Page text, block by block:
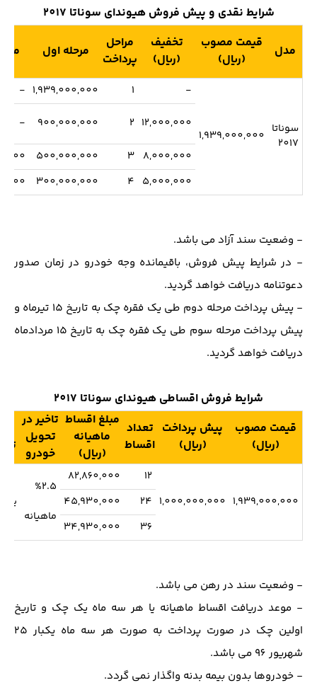
شرایط نقدی و پیش فروش هیوندای سوناتا 2017
مدل
قیمت مصوب
(ریال)
تخفیف
(ریال)
مراحل
پرداخت
مرحله اول
سوناتا
2017
1,939,000,000
-
1
1,939,000,000
-
12,000,000
2
900,000,000
-
8,000,000
3
500,000,000
5,000,000
4
300,000,000
- وضعیت سند آزاد می باشد.
- در شرایط پیش فروش، باقیمانده وجه خودرو در زمان صدور
دعوتنامه دریافت خواهد گردید.
- پیش پرداخت مرحله دوم طی یک فقره چک به تاریخ 15 تیرماه و
پیش پرداخت مرحله سوم طی یک فقره چک به تاریخ 15 مردادماه
دریافت خواهد گردید.
شرایط فروش اقساطی هیوندای سوناتا 2017
قیمت مصوب
(ریال)
پیش پرداخت
(ریال)
تعداد
اقساط
مبلغ اقساط
ماهیانه
(ریال)
تاخیر در
تحویل
خودرو
1,939,000,000
1,000,000,000
12
82,860,000
%2.5
ماهیانه
24
45,930,000
36
34,930,000
- وضعیت سند در رهن می باشد.
- موعد دریافت اقساط ماهیانه یا هر سه ماه یک چک و تاریخ
اولین چک در صورت پرداخت به صورت هر سه ماه یکبار 25
شهریور 96 می باشد.
- خودروها بدون بیمه بدنه واگذار نمی گردد.